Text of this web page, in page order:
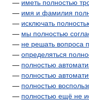
— иметь полностью
— имя и фамилия
— исключать
— мы полностью
— не решать вопроса
— определяться
— полностью
— полностью
— полностью
— полностью ещё не